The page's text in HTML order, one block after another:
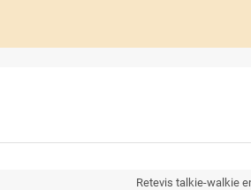
Retevis talkie-walkie